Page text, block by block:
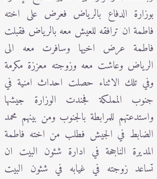
بوزارة الدفاع بالرياض فعرض على اخته
فاطمة ان ترافقه للعيش معه بالرياض فقبلت
فاطمة عرض اخيها وسافرت معه الى
الرياض وعاشت معه وزوجته معززة مكرمة
وفي تلك الاثناء حصلت احداث امنية في
جنوب المملكة فجندت الوزارة جيشها
واستدعتهم للمرابطة بالجنوب ومن بينهم محمد
الضابط في الجيش فطلب من اخته فاطمة
المديرة الناجحة في ادارة شئون البيت ان
تساعد زوجته في غيابه في شئون البيت